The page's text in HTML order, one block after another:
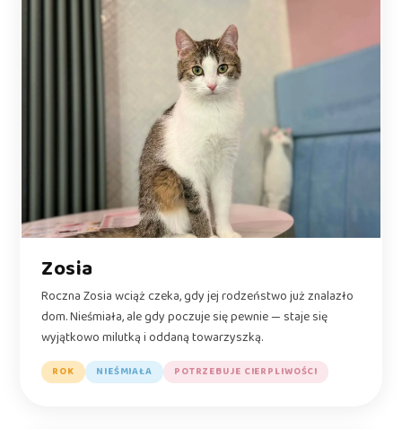
Zosia
Roczna Zosia wciąż czeka, gdy jej rodzeństwo już znalazło
dom. Nieśmiała, ale gdy poczuje się pewnie — staje się
wyjątkowo milutką i oddaną towarzyszką.
ROK NIEŚMIAŁA POTRZEBUJE CIERPLIWOŚCI